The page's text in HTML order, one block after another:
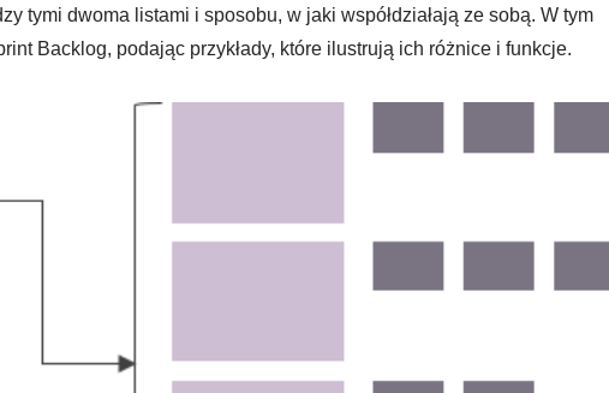
tymi dwoma listami i sposobu, w jaki współdziałają ze sobą. W tym
Backlog, podając przykłady, które ilustrują ich różnice i funkcje.